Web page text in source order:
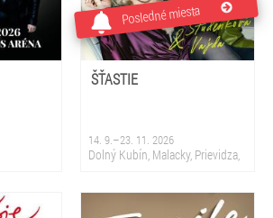
Posledné miesta
ŠŤASTIE
14. 9.–23. 11. 2026
Dolný Kubín, Malacky, Prievidza,
Dubnica, Partizánske, Topoľčany,
Bratislava